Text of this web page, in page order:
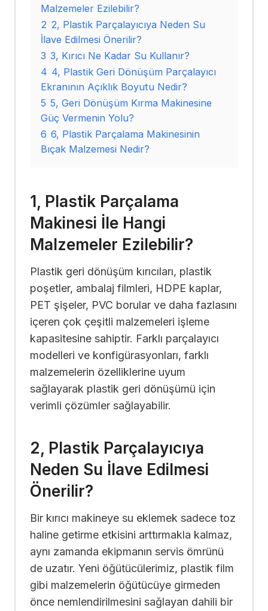
Malzemeler Ezilebilir?
2 2, Plastik Parçalayıcıya Neden Su
İlave Edilmesi Önerilir?
3 3, Kırıcı Ne Kadar Su Kullanır?
4 4, Plastik Geri Dönüşüm Parçalayıcı
Ekranının Açıklık Boyutu Nedir?
5 5, Geri Dönüşüm Kırma Makinesine
Güç Vermenin Yolu?
6 6, Plastik Parçalama Makinesinin
Bıçak Malzemesi Nedir?
1, Plastik Parçalama
Makinesi İle Hangi
Malzemeler Ezilebilir?
Plastik geri dönüşüm kırıcıları, plastik
poşetler, ambalaj filmleri, HDPE kaplar,
PET şişeler, PVC borular ve daha fazlasını
içeren çok çeşitli malzemeleri işleme
kapasitesine sahiptir. Farklı parçalayıcı
modelleri ve konfigürasyonları, farklı
malzemelerin özelliklerine uyum
sağlayarak plastik geri dönüşümü için
verimli çözümler sağlayabilir.
2, Plastik Parçalayıcıya
Neden Su İlave Edilmesi
Önerilir?
Bir kırıcı makineye su eklemek sadece toz
haline getirme etkisini arttırmakla kalmaz,
aynı zamanda ekipmanın servis ömrünü
de uzatır. Yeni öğütücülerimiz, plastik film
gibi malzemelerin öğütücüye girmeden
önce nemlendirilmesini sağlayan dahili bir